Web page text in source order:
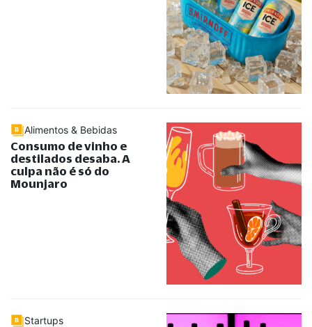
Alimentos & Bebidas
Consumo de vinho e
destilados desaba. A
culpa não é só do
Mounjaro
Startups